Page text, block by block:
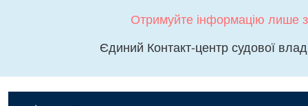
Отримуйте інформацію лише
Єдиний Контакт-центр судової